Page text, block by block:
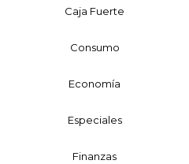
Caja Fuerte
Consumo
Economía
Especiales
Finanzas